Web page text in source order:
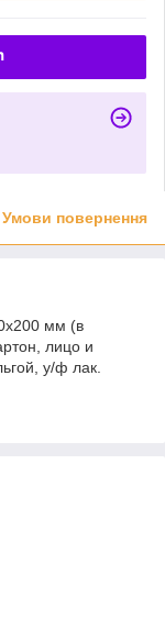
Умови повернення
мм (в
лицо и
у/ф лак.